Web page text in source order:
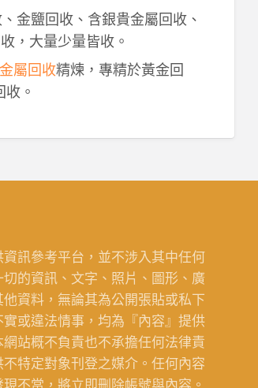
金鹽回收、含銀貴金屬回收、
，大量少量皆收。
屬回收精煉，專精於黃金回
。
訊參考平台，並不涉入其中任何
的資訊、文字、照片、圖形、廣
資料，無論其為公開張貼或私下
或違法情事，均為『內容』提供
站概不負責也不承擔任何法律責
特定對象刊登之媒介。任何內容
不當，將立即刪除帳號與內容。